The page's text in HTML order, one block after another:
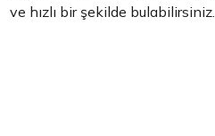
ve hızlı bir şekilde bulabilirsiniz.